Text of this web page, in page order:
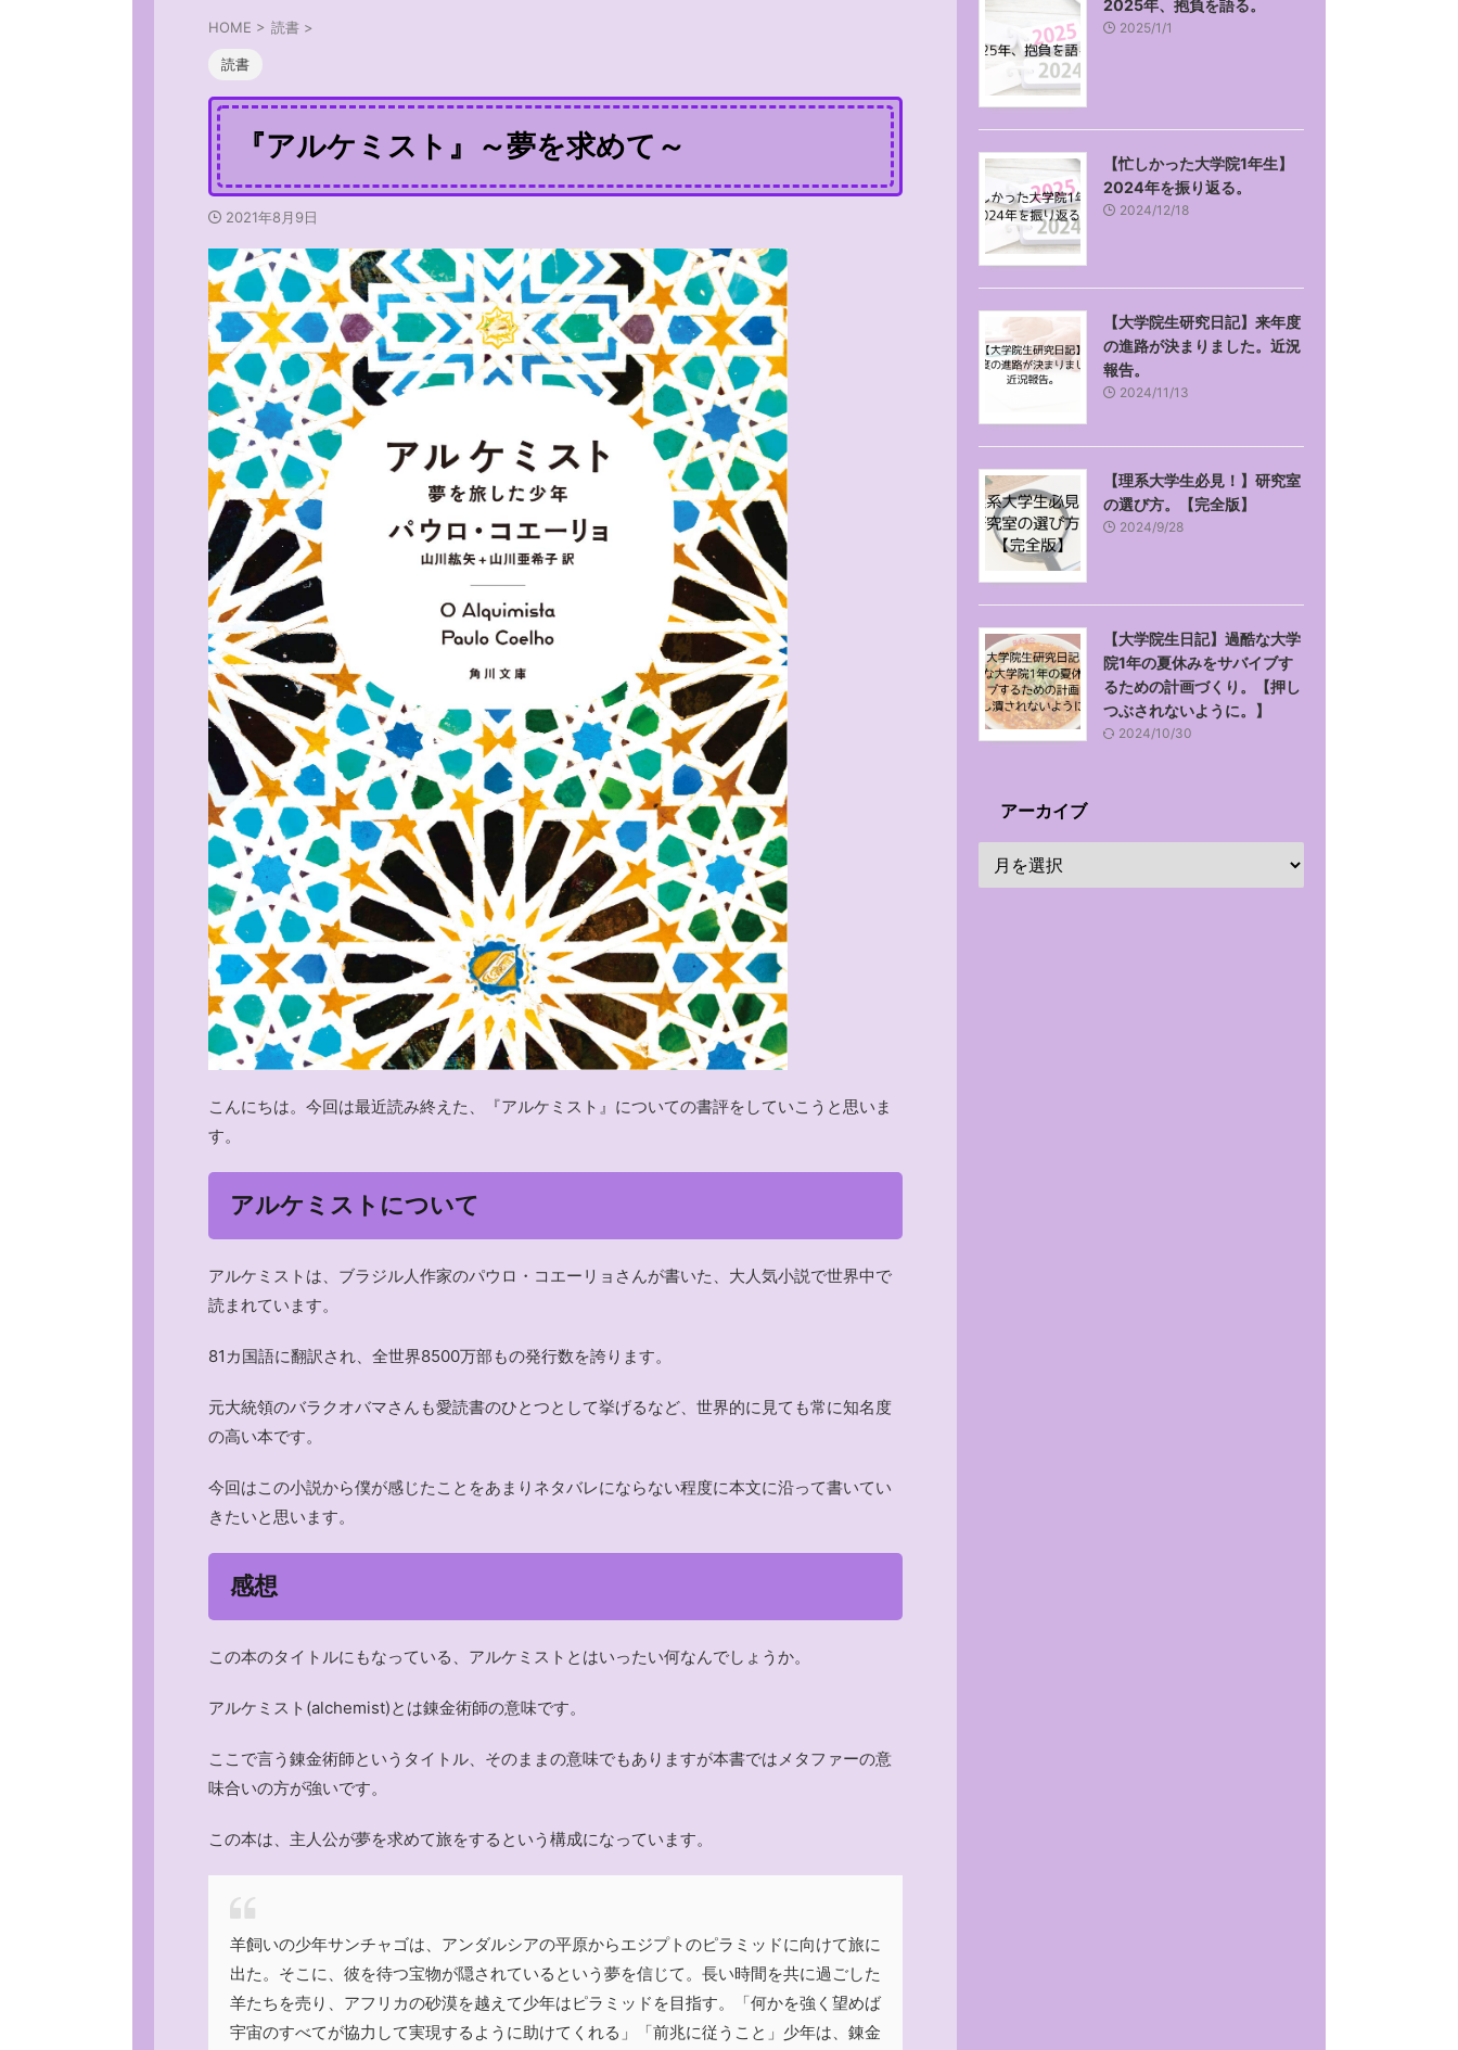
HOME > 読書 >
読書
『アルケミスト』～夢を求めて～
2021年8月9日
こんにちは。今回は最近読み終えた、『アルケミスト』についての書評をしていこうと思いま
す。
アルケミストについて
アルケミストは、ブラジル人作家のパウロ・コエーリョさんが書いた、大人気小説で世界中で
読まれています。
81カ国語に翻訳され、全世界8500万部もの発行数を誇ります。
元大統領のバラクオバマさんも愛読書のひとつとして挙げるなど、世界的に見ても常に知名度
の高い本です。
今回はこの小説から僕が感じたことをあまりネタバレにならない程度に本文に沿って書いてい
きたいと思います。
感想
この本のタイトルにもなっている、アルケミストとはいったい何なんでしょうか。
アルケミスト(alchemist)とは錬金術師の意味です。
ここで言う錬金術師というタイトル、そのままの意味でもありますが本書ではメタファーの意
味合いの方が強いです。
この本は、主人公が夢を求めて旅をするという構成になっています。
羊飼いの少年サンチャゴは、アンダルシアの平原からエジプトのピラミッドに向けて旅に
出た。そこに、彼を待つ宝物が隠されているという夢を信じて。長い時間を共に過ごした
羊たちを売り、アフリカの砂漠を越えて少年はピラミッドを目指す。「何かを強く望めば
宇宙のすべてが協力して実現するように助けてくれる」「前兆に従うこと」少年は、錬金
2025年、抱負を語る。
2025/1/1
【忙しかった大学院1年生】
2024年を振り返る。
2024/12/18
【大学院生研究日記】来年度
の進路が決まりました。近況
報告。
2024/11/13
【理系大学生必見！】研究室
の選び方。【完全版】
2024/9/28
【大学院生日記】過酷な大学
院1年の夏休みをサバイブす
るための計画づくり。【押し
つぶされないように。】
2024/10/30
アーカイブ